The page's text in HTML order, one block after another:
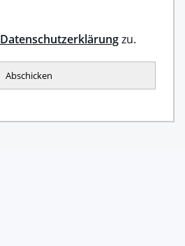
Datenschutzerklärungzu.